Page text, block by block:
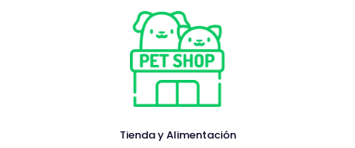
Tienda y Alimentación